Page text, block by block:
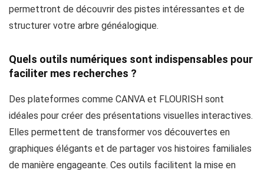
permettront de découvrir des pistes intéressantes et de
structurer votre arbre généalogique.
Quels outils numériques sont indispensables pour
faciliter mes recherches ?
Des plateformes comme CANVA et FLOURISH sont
idéales pour créer des présentations visuelles interactives.
Elles permettent de transformer vos découvertes en
graphiques élégants et de partager vos histoires familiales
de manière engageante. Ces outils facilitent la mise en